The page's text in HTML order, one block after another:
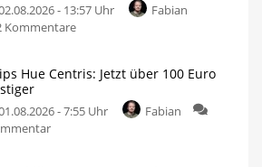
- 13:57 Uhr
Fabian
Kommentare
Hue Centris: Jetzt über 100 Euro
- 7:55 Uhr
Fabian